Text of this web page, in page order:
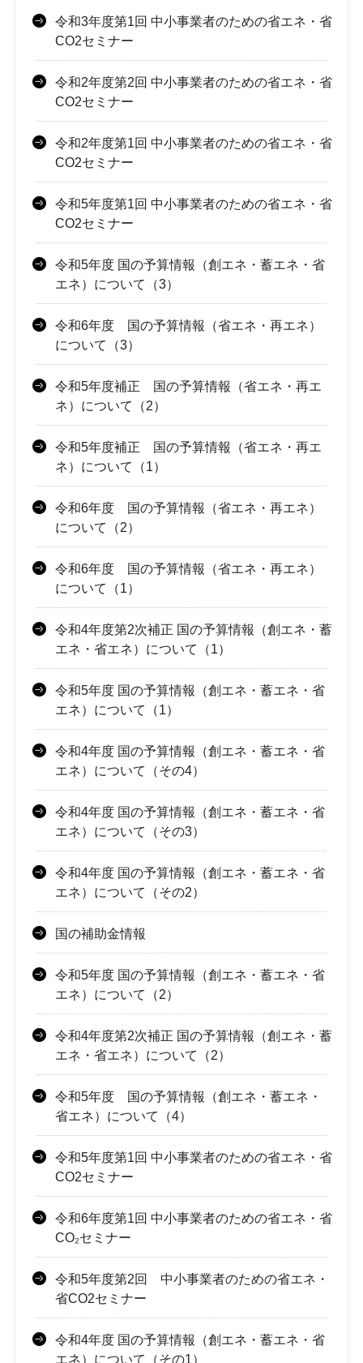
令和3年度第1回 中小事業者のための省エネ・省
CO2セミナー
令和2年度第2回 中小事業者のための省エネ・省
CO2セミナー
令和2年度第1回 中小事業者のための省エネ・省
CO2セミナー
令和5年度第1回 中小事業者のための省エネ・省
CO2セミナー
令和5年度 国の予算情報（創エネ・蓄エネ・省
エネ）について（3）
令和6年度 国の予算情報（省エネ・再エネ）
について（3）
令和5年度補正 国の予算情報（省エネ・再エ
ネ）について（2）
令和5年度補正 国の予算情報（省エネ・再エ
ネ）について（1）
令和6年度 国の予算情報（省エネ・再エネ）
について（2）
令和6年度 国の予算情報（省エネ・再エネ）
について（1）
令和4年度第2次補正 国の予算情報（創エネ・蓄
エネ・省エネ）について（1）
令和5年度 国の予算情報（創エネ・蓄エネ・省
エネ）について（1）
令和4年度 国の予算情報（創エネ・蓄エネ・省
エネ）について（その4）
令和4年度 国の予算情報（創エネ・蓄エネ・省
エネ）について（その3）
令和4年度 国の予算情報（創エネ・蓄エネ・省
エネ）について（その2）
国の補助金情報
令和5年度 国の予算情報（創エネ・蓄エネ・省
エネ）について（2）
令和4年度第2次補正 国の予算情報（創エネ・蓄
エネ・省エネ）について（2）
令和5年度 国の予算情報（創エネ・蓄エネ・
省エネ）について（4）
令和5年度第1回 中小事業者のための省エネ・省
CO2セミナー
令和6年度第1回 中小事業者のための省エネ・省
CO₂セミナー
令和5年度第2回 中小事業者のための省エネ・
省CO2セミナー
令和4年度 国の予算情報（創エネ・蓄エネ・省
エネ）について（その1）